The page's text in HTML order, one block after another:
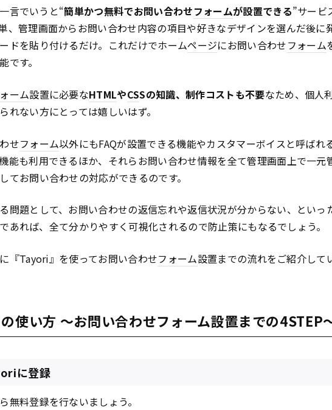
言でいうと“簡単かつ無料でお問い合わせフォームが設置できる”サービ
、管理画面からお問い合わせ内容の項目や好きなデザインを選んだ後に
ドを貼り付けるだけ。これだけでホームページにお問い合わせフォーム
です。
ーム設置に必要なHTMLやCSSの知識、制作コストも不要なため、個人
れない方にとっては嬉しいはず。
せフォーム以外にもFAQが設置できる機能やカスタマーボイスと呼ばれ
能も利用できるほか、それらお問い合わせ情報を全て管理画面上で一元
てお問い合わせの対応ができるのです。
問題として、お問い合わせの返信忘れや返信状況が分からない、といっ
あれば、全て分かりやすく可視化されるので防止策にもなるでしょう。
『Tayori』を使ってお問い合わせフォーム設置までの流れをご紹介して
使い方 ～お問い合わせフォーム設置までの4STEP
に登録
無料登録を行ないましょう。